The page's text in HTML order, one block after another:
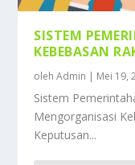
SISTEM
KEBEBASAN
olehAdmin | Mei 19,
Sistem
Mengorganisasi
Keputusan...